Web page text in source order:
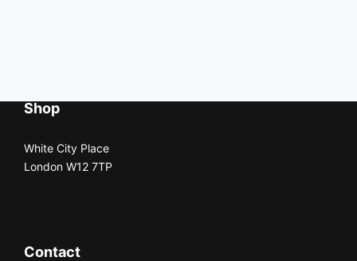
Shop
White City Place
London W12 7TP
Contact